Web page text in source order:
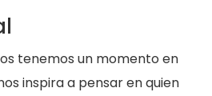
tenemos un momento en
inspira a pensar en quien